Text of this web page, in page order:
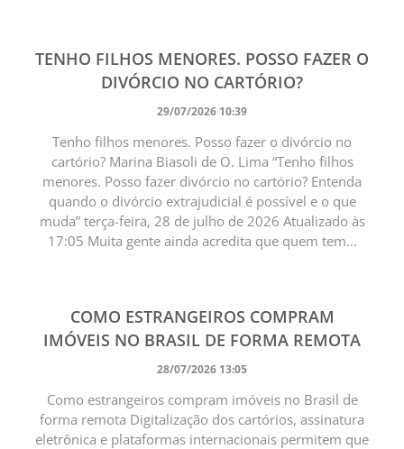
TENHO FILHOS MENORES. POSSO FAZER O
DIVÓRCIO NO CARTÓRIO?
29/07/2026 10:39
Tenho filhos menores. Posso fazer o divórcio no
cartório? Marina Biasoli de O. Lima “Tenho filhos
menores. Posso fazer divórcio no cartório? Entenda
quando o divórcio extrajudicial é possível e o que
muda” terça-feira, 28 de julho de 2026 Atualizado às
17:05 Muita gente ainda acredita que quem tem...
COMO ESTRANGEIROS COMPRAM
IMÓVEIS NO BRASIL DE FORMA REMOTA
28/07/2026 13:05
Como estrangeiros compram imóveis no Brasil de
forma remota Digitalização dos cartórios, assinatura
eletrônica e plataformas internacionais permitem que